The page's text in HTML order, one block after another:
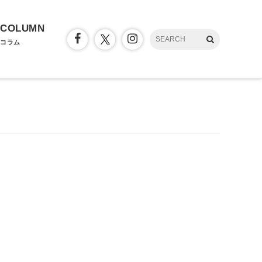
COLUMN
コラム